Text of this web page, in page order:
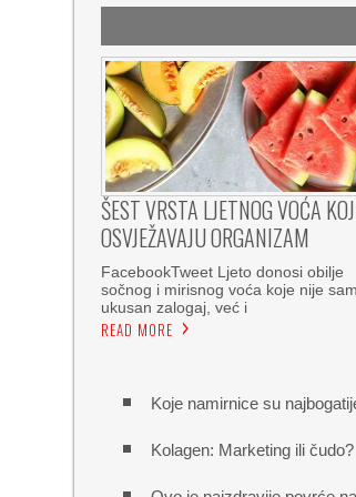
ŠEST VRSTA LJETNOG VOĆA
OSVJEŽAVAJU ORGANIZAM
FacebookTweet Ljeto donosi obilje
sočnog i mirisnog voća koje nije
ukusan zalogaj, već i
READ MORE
Koje namirnice su
Kolagen: Marketing ili čudo?